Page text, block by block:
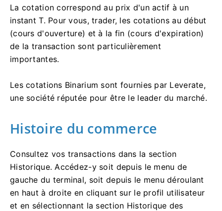
La cotation correspond au prix d'un actif à un
instant T. Pour vous, trader, les cotations au début
(cours d'ouverture) et à la fin (cours d'expiration)
de la transaction sont particulièrement
importantes.
Les cotations Binarium sont fournies par Leverate,
une société réputée pour être le leader du marché.
Histoire du commerce
Consultez vos transactions dans la section
Historique. Accédez-y soit depuis le menu de
gauche du terminal, soit depuis le menu déroulant
en haut à droite en cliquant sur le profil utilisateur
et en sélectionnant la section Historique des